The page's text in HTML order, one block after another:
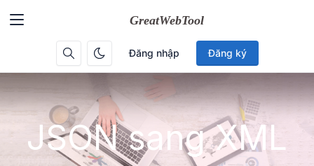
Đăng nhập Đăng ký
JSON sang XML